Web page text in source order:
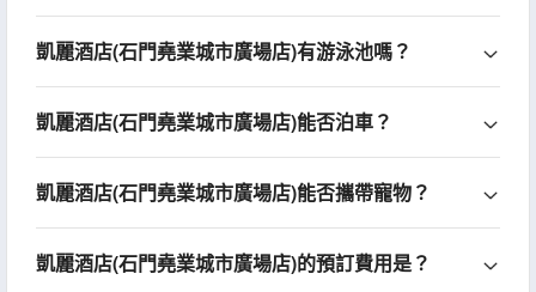
凱麗酒店(石門堯業城市廣場店)有游泳池嗎？
凱麗酒店(石門堯業城市廣場店)能否泊車？
凱麗酒店(石門堯業城市廣場店)能否攜帶寵物？
凱麗酒店(石門堯業城市廣場店)的預訂費用是？